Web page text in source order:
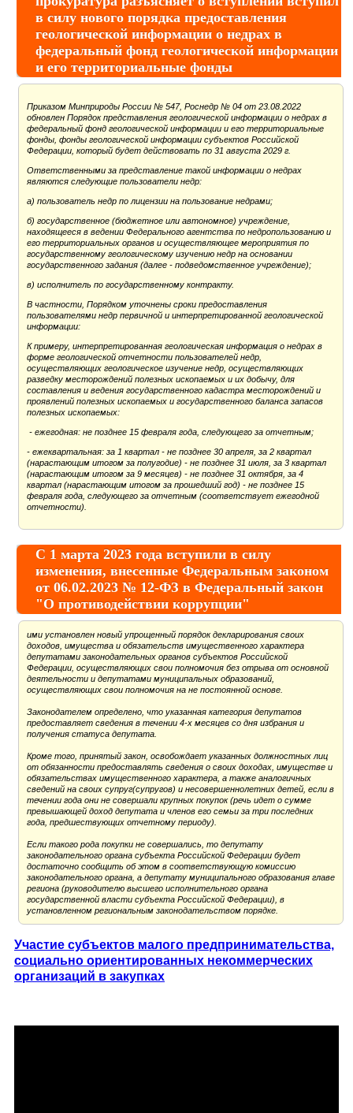
в силу нового порядка предоставления
геологической информации о недрах в
федеральный фонд геологической информации
и его территориальные фонды
Приказом Минприроды России № 547, Роснедр № 04 от 23.08.2022
обновлен Порядок представления геологической информации о недрах в
федеральный фонд геологической информации и его территориальные
фонды, фонды геологической информации субъектов Российской
Федерации, который будет действовать по 31 августа 2029 г.
Ответственными за представление такой информации о недрах
являются следующие пользователи недр:
а) пользователь недр по лицензии на пользование недрами;
б) государственное (бюджетное или автономное) учреждение,
находящееся в ведении Федерального агентства по недропользованию и
его территориальных органов и осуществляющее мероприятия по
государственному геологическому изучению недр на основании
государственного задания (далее - подведомственное учреждение);
в) исполнитель по государственному контракту.
В частности, Порядком уточнены сроки предоставления
пользователями недр первичной и интерпретированной геологической
информации:
К примеру, интерпретированная геологическая информация о недрах в
форме геологической отчетности пользователей недр,
осуществляющих геологическое изучение недр, осуществляющих
разведку месторождений полезных ископаемых и их добычу, для
составления и ведения государственного кадастра месторождений и
проявлений полезных ископаемых и государственного баланса запасов
полезных ископаемых:
- ежегодная: не позднее 15 февраля года, следующего за отчетным;
- ежеквартальная: за 1 квартал - не позднее 30 апреля, за 2 квартал
(нарастающим итогом за полугодие) - не позднее 31 июля, за 3 квартал
(нарастающим итогом за 9 месяцев) - не позднее 31 октября, за 4
квартал (нарастающим итогом за прошедший год) - не позднее 15
февраля года, следующего за отчетным (соответствует ежегодной
отчетности).
С 1 марта 2023 года вступили в силу
изменения, внесенные Федеральным законом
от 06.02.2023 № 12-ФЗ в Федеральный закон
"О противодействии коррупции"
ими установлен новый упрощенный порядок декларирования своих
доходов, имущества и обязательств имущественного характера
депутатами законодательных органов субъектов Российской
Федерации, осуществляющих свои полномочия без отрыва от основной
деятельности и депутатами муниципальных образований,
осуществляющих свои полномочия на не постоянной основе.
Законодателем определено, что указанная категория депутатов
предоставляет сведения в течении 4-х месяцев со дня избрания и
получения статуса депутата.
Кроме того, принятый закон, освобождает указанных должностных лиц
от обязанности предоставлять сведения о своих доходах, имуществе и
обязательствах имущественного характера, а также аналогичных
сведений на своих супруг(супругов) и несовершеннолетних детей, если в
течении года они не совершали крупных покупок (речь идет о сумме
превышающей доход депутата и членов его семьи за три последних
года, предшествующих отчетному периоду).
Если такого рода покупки не совершались, то депутату
законодательного органа субъекта Российской Федерации будет
достаточно сообщить об этом в соответствующую комиссию
законодательного органа, а депутату муниципального образования главе
региона (руководителю высшего исполнительного органа
государственной власти субъекта Российской Федерации), в
установленном региональным законодательством порядке.
Участие субъектов малого предпринимательства,
социально ориентированных некоммерческих
организаций в закупках